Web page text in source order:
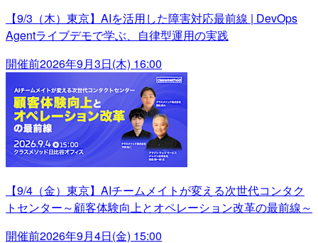
【9/3（木）東京】AIを活用した障害対応最前線 | DevOps
Agentライブデモで学ぶ、自律型運用の実践
開催前2026年9月3日(木) 16:00
【9/4（金）東京】AIチームメイトが変える次世代コンタク
トセンター～顧客体験向上とオペレーション改革の最前線～
開催前2026年9月4日(金) 15:00